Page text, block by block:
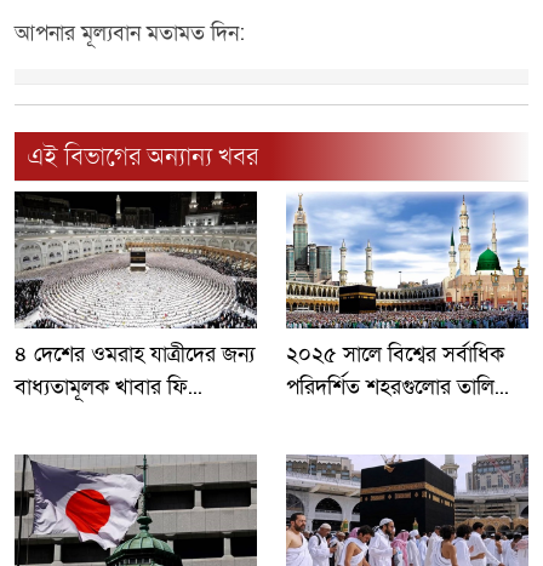
আপনার মূল্যবান মতামত দিন:
এই বিভাগের অন্যান্য খবর
৪ দেশের ওমরাহ যাত্রীদের জন্য
বাধ্যতামূলক খাবার ফি...
২০২৫ সালে বিশ্বের সর্বাধিক
পরিদর্শিত শহরগুলোর তালি...